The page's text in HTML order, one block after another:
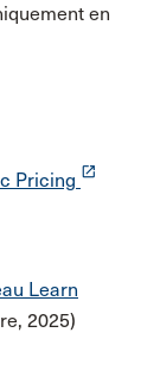
en
Pricing launch
Learn
2025)